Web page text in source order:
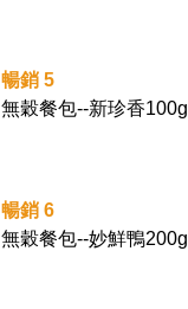
暢銷 5
無穀餐包--新珍香100g
暢銷 6
無穀餐包--妙鮮鴨200g